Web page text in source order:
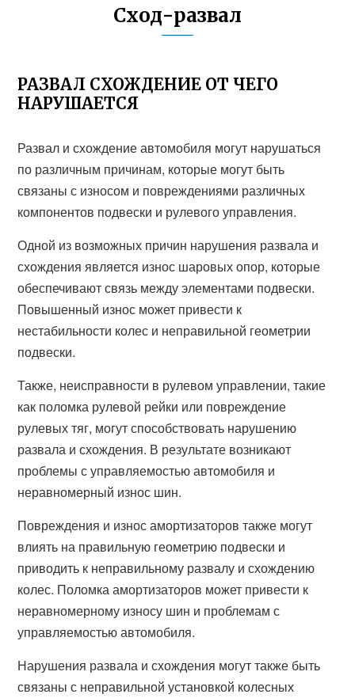
Сход-развал
РАЗВАЛ СХОЖДЕНИЕ ОТ ЧЕГО
НАРУШАЕТСЯ
Развал и схождение автомобиля могут нарушаться
по различным причинам, которые могут быть
связаны с износом и повреждениями различных
компонентов подвески и рулевого управления.
Одной из возможных причин нарушения развала и
схождения является износ шаровых опор, которые
обеспечивают связь между элементами подвески.
Повышенный износ может привести к
нестабильности колес и неправильной геометрии
подвески.
Также, неисправности в рулевом управлении, такие
как поломка рулевой рейки или повреждение
рулевых тяг, могут способствовать нарушению
развала и схождения. В результате возникают
проблемы с управляемостью автомобиля и
неравномерный износ шин.
Повреждения и износ амортизаторов также могут
влиять на правильную геометрию подвески и
приводить к неправильному развалу и схождению
колес. Поломка амортизаторов может привести к
неравномерному износу шин и проблемам с
управляемостью автомобиля.
Нарушения развала и схождения могут также быть
связаны с неправильной установкой колесных